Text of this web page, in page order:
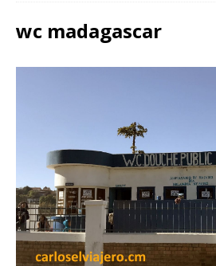
wc madagascar